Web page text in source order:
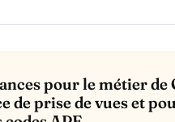
pour le métier
de prise de vues et